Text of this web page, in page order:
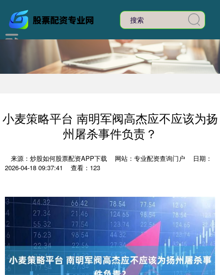
小麦策略平台 南明军阀高杰应不应该为扬
州屠杀事件负责？
来源：炒股如何股票配资APP下载 网站：专业配资查询门户
日期：
2026-04-18 09:37:41
查看：123